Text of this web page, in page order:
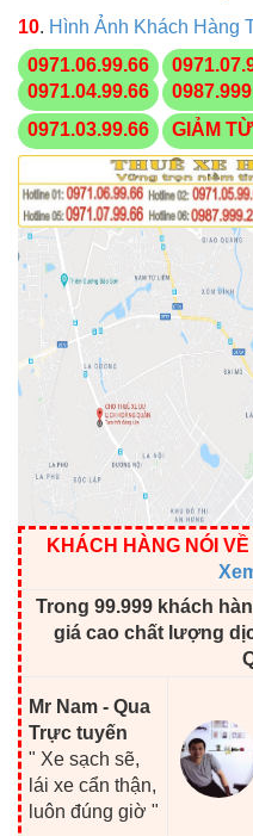
10. Hình Ảnh Khách Hàng
0971.06.99.66
0971.04.99.66
0971.03.99.66
GIẢM
KHÁCH HÀNG NÓI
Trong 99.999 khách
giá cao chất lượng
Mr Nam - Qua
Trực tuyến
" Xe sạch sẽ,
lái xe cẩn thận,
luôn đúng giờ "